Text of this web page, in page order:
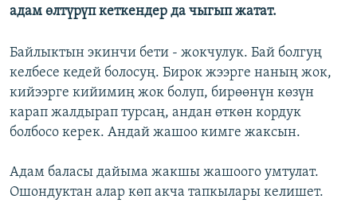
адам өлтүрүп кеткендер да чыгып жатат.
Байлыктын экинчи бети - жокчулук. Бай болгуң
келбесе кедей болосуң. Бирок жээрге наның жок,
кийээрге кийимиң жок болуп, бирөөнүн көзүн
карап жалдырап турсаң, андан өткөн кордук
болбосо керек. Андай жашоо кимге жаксын.
Адам баласы дайыма жакшы жашоого умтулат.
Ошондуктан алар көп акча тапкылары келишет.